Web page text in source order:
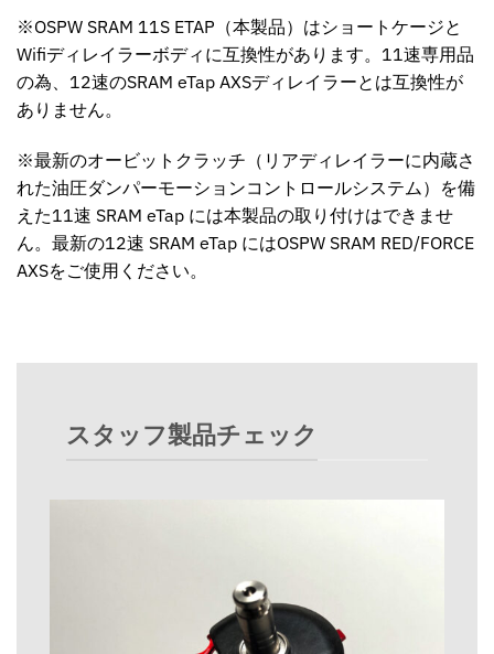
※OSPW SRAM 11S ETAP（本製品）はショートケージと
Wifiディレイラーボディに互換性があります。11速専用品
の為、12速のSRAM eTap AXSディレイラーとは互換性が
ありません。
※最新のオービットクラッチ（リアディレイラーに内蔵さ
れた油圧ダンパーモーションコントロールシステム）を備
えた11速 SRAM eTap には本製品の取り付けはできませ
ん。最新の12速 SRAM eTap にはOSPW SRAM RED/FORCE
AXSをご使用ください。
スタッフ製品チェック